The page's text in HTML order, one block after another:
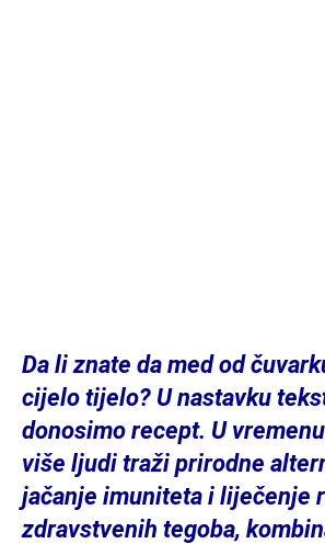
Da li znate da med od
cijelo tijelo? U nastavku
donosimo recept. U
više ljudi traži prirodne
jačanje imuniteta i liječenje
zdravstvenih tegoba,